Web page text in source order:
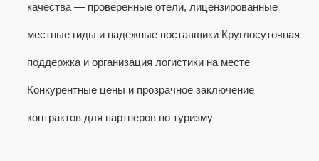
качества — проверенные отели, лицензированные
местные гиды и надежные поставщики Круглосуточная
поддержка и организация логистики на месте
Конкурентные цены и прозрачное заключение
контрактов для партнеров по туризму